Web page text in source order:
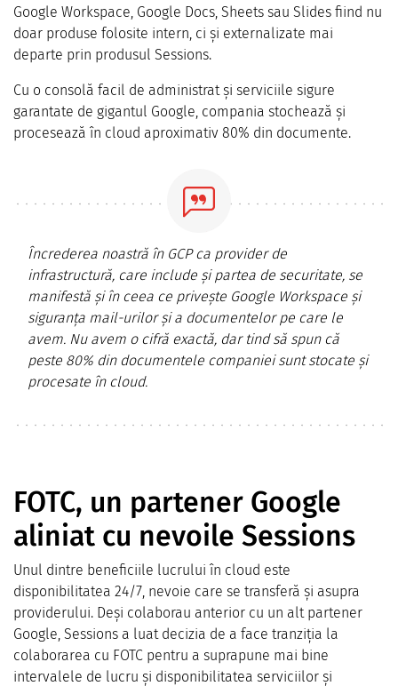
Google Workspace, Google Docs, Sheets sau Slides fiind nu
doar produse folosite intern, ci și externalizate mai
departe prin produsul Sessions.
Cu o consolă facil de administrat și serviciile sigure
garantate de gigantul Google, compania stochează și
procesează în cloud aproximativ 80% din documente.
Încrederea noastră în GCP ca provider de
infrastructură, care include și partea de securitate, se
manifestă și în ceea ce privește Google Workspace și
siguranța mail-urilor și a documentelor pe care le
avem. Nu avem o cifră exactă, dar tind să spun că
peste 80% din documentele companiei sunt stocate și
procesate în cloud.
FOTC, un partener Google
aliniat cu nevoile Sessions
Unul dintre beneficiile lucrului în cloud este
disponibilitatea 24/7, nevoie care se transferă și asupra
providerului. Deși colaborau anterior cu un alt partener
Google, Sessions a luat decizia de a face tranziția la
colaborarea cu FOTC pentru a suprapune mai bine
intervalele de lucru și disponibilitatea serviciilor și